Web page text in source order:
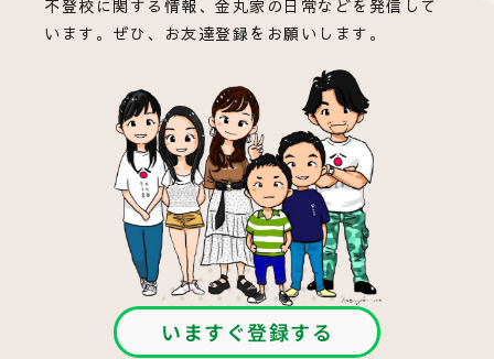
不登校に関する情報、金丸家の日常などを発信して
います。ぜひ、お友達登録をお願いします。
いますぐ登録する